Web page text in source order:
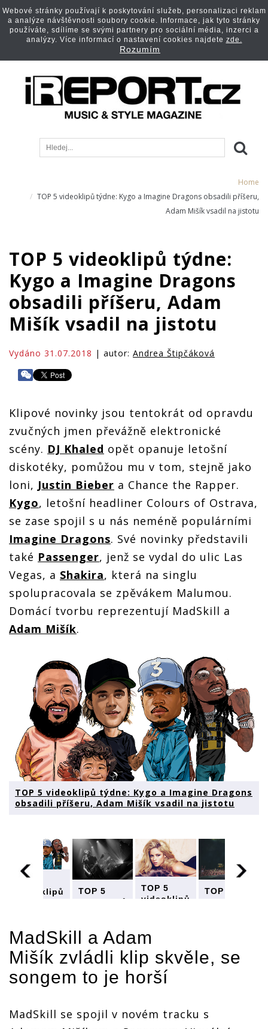
Home
TOP 5 videoklipů týdne: Kygo a Imagine Dragons obsadili příšeru,
Adam Mišík vsadil na jistotu
TOP 5 videoklipů týdne:
Kygo a Imagine Dragons
obsadili příšeru, Adam
Mišík vsadil na jistotu
Vydáno 31.07.2018 | autor: Andrea Štipčáková
Klipové novinky jsou tentokrát od opravdu
zvučných jmen převážně elektronické
scény. DJ Khaled opět opanuje letošní
diskotéky, pomůžou mu v tom, stejně jako
loni, Justin Bieber a Chance the Rapper.
Kygo, letošní headliner Colours of Ostrava,
se zase spojil s u nás neméně populárními
Imagine Dragons. Své novinky představili
také Passenger, jenž se vydal do ulic Las
Vegas, a Shakira, která na singlu
spolupracovala se zpěvákem Malumou.
Domácí tvorbu reprezentují MadSkill a
Adam Mišík.
TOP 5 videoklipů týdne: Kygo a Imagine Dragons
obsadili příšeru, Adam Mišík vsadil na jistotu
TOP 5
videoklipů
Dragons
obsadili
příšeru,
Mišík
vsadil na
TOP 5
videoklipů
Imagine
Dragons
obsadili
příšeru,
Adam
jistotu
TOP 5
videoklipů
Dragons
obsadili
příšeru,
Adam
Mišík
TOP 5
obsadili
příšeru,
MadSkill a Adam
Mišík zvládli klip skvěle, se
songem to je horší
MadSkill se spojil v novém tracku s
Webové stránky používají k poskytování služeb, personalizaci reklam
a analýze návštěvnosti soubory cookie. Informace, jak tyto stránky
používáte, sdílíme se svými partnery pro sociální média, inzerci a
analýzy. Více informací o nastavení cookies najdete zde.
Rozumím